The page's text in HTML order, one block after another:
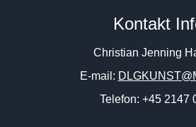
Kontakt
Christian Jenning
E-mail:
Telefon: +45 2147